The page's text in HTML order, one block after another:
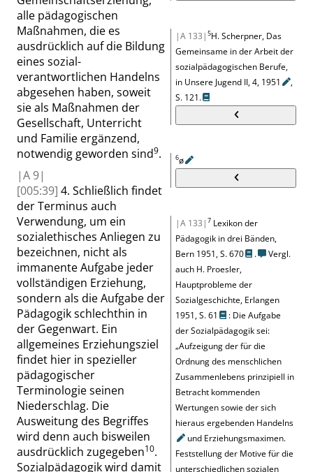
|A 133| 5H. Scherpner, Das
Gemeinsame in der Arbeit der
sozialpädagogischen Berufe,
in Unsere Jugend II, 4, 1951
,
S. 121.
6ø
|A 133| 7 Lexikon der
Pädagogik in drei Bänden,
Bern 1951,S. 670 .
Vergl.
auch H. Proesler,
Hauptprobleme der
Sozialgeschichte, Erlangen
1951,S. 61
: Die Aufgabe
der Sozialpädagogik sei:
„Aufzeigung der für die
Ordnung des menschlichen
Zusammenlebens prinzipiell in
Betracht kommenden
Wertungen sowie der sich
hieraus ergebenden Handelns
und Erziehungsmaximen.
Feststellung der Motive für die
unterschiedlichen sozialen
alle pädagogischen
Maßnahmen, die es
ausdrücklich auf die Bildung
eines sozial-
verantwortlichen Handelns
abgesehen haben, soweit
sie als Maßnahmen der
Gesellschaft, Unterricht
und Familie ergänzend,
notwendig geworden sind9.
|A 9|
[005:39] 4. Schließlich findet
der Terminus auch
Verwendung, um ein
sozialethisches Anliegen zu
bezeichnen, nicht als
immanente Aufgabe jeder
vollständigen Erziehung,
sondern als die Aufgabe der
Pädagogik schlechthin in
der Gegenwart. Ein
allgemeines Erziehungsziel
findet hier in spezieller
pädagogischer
Terminologie seinen
Niederschlag. Die
Ausweitung des Begriffes
wird denn auch bisweilen
ausdrücklich zugegeben10.
Sozialpädagogik wird damit